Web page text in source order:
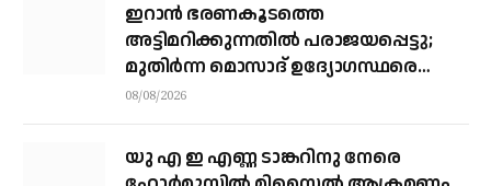
ഇറാന്‍ ഭരണകൂടത്തെ
അട്ടിമറിക്കുന്നതില്‍ പരാജയപ്പെട്ടു;
മുതിര്‍ന്ന മൊസാദ് ഉദ്യോഗസ്ഥരെ
പിരിച്ചുവിട്ടു
08/08/2026
യു എ ഇ എണ്ണ ടാങ്കറിനു നേരെ